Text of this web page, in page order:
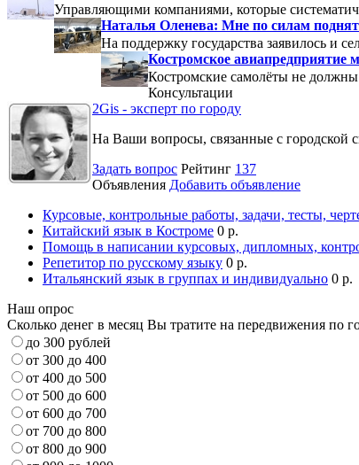
Управляющими компаниями, которые
Наталья Оленева: Мне по силам
На поддержку государства заявилось и
Костромское авиапредприятие
Костромские самолёты не
Консультации
2Gis - эксперт по городу
На Ваши вопросы, связанные с городской
Задать вопрос Рейтинг 137
Объявления Добавить объявление
Курсовые, контрольные работы, задачи, тесты,
Китайский язык в Костроме 0 р.
Помощь в написании курсовых, дипломных,
Репетитор по русскому языку 0 р.
Итальянский язык в группах и индивидуально 0 р.
Наш опрос
Сколько денег в месяц Вы тратите на передвижения по
до 300 рублей
от 300 до 400
от 400 до 500
от 500 до 600
от 600 до 700
от 700 до 800
от 800 до 900